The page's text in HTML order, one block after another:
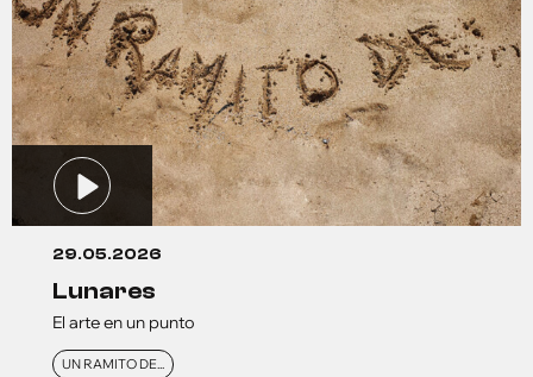
29.05.2026
lunares
El arte en un punto
UN RAMITO DE...